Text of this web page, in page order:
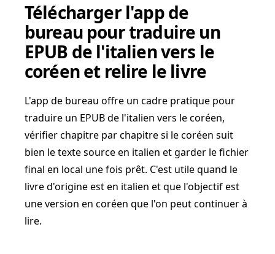
Télécharger l'app de
bureau pour traduire un
EPUB de l'italien vers le
coréen et relire le livre
L'app de bureau offre un cadre pratique pour
traduire un EPUB de l'italien vers le coréen,
vérifier chapitre par chapitre si le coréen suit
bien le texte source en italien et garder le fichier
final en local une fois prêt. C'est utile quand le
livre d'origine est en italien et que l'objectif est
une version en coréen que l'on peut continuer à
lire.